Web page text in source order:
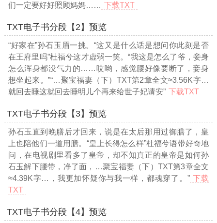
们一定要好好照顾媽媽…… 下载TXT
TXT电子书分段【2】预览
“好家在”孙石玉眉一挑。“这又是什么话是想问你此刻是否
在王府里吗”杜福兮这才虚弱一笑。“我这是怎么了爷，妾身
怎么浑身都没气力的……哎哟，感觉腰好像要断了，妾身
想坐起来。”“…聚宝福妻（下）TXT第2章全文≈3.56K字…
就回去睡这就回去睡明儿个再来给世子妃请安” 下载TXT
TXT电子书分段【3】预览
孙石玉直到晚膳后才回来，说是在太后那用过御膳了，皇
上也陪他们一道用膳。“皇上长得怎么样”杜福兮语带好奇地
问，在电视剧里看多了皇帝，却不知真正的皇帝是如何孙
石玉解下腰带，净了面， …聚宝福妻（下）TXT第3章全文
≈4.39K字… ，我更加怀疑你与我一样，都魂穿了。” 下载
TXT
TXT电子书分段【4】预览